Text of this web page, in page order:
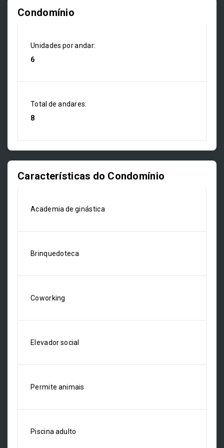
Condomínio
Unidades por andar:
6
Total de andares:
8
Características do Condomínio
Academia de ginástica
Brinquedoteca
Coworking
Elevador social
Permite animais
Piscina adulto